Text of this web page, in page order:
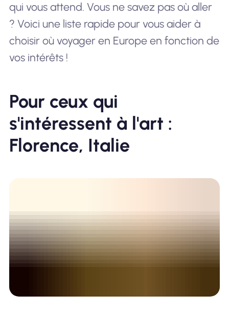
qui vous attend. Vous ne savez pas où aller
? Voici une liste rapide pour vous aider à
choisir où voyager en Europe en fonction de
vos intérêts !
Pour ceux qui
s'intéressent à l'art :
Florence, Italie